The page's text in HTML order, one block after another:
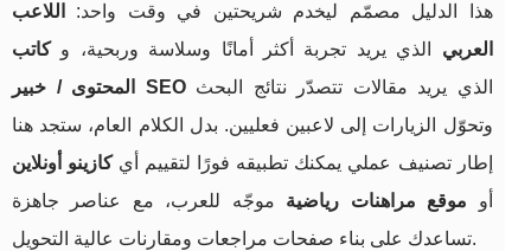
هذا الدليل مصمّم ليخدم شريحتين في وقت واحد:
اللاعب
العربي الذي يريد تجربة أكثر أمانًا وسلاسة وربحية، وكاتب
المحتوى / خبير SEOالذي يريد مقالات تتصدّر نتائج البحث
وتحوّل الزيارات إلى لاعبين فعليين. بدل الكلام العام، ستجد هنا
إطار تصنيف عملي يمكنك تطبيقه فورًا لتقييم أيكازينو أونلاين
أو موقع مراهنات رياضية موجّه للعرب، مع عناصر جاهزة
تساعدك على بناء صفحات مراجعات ومقارنات عالية التحويل.